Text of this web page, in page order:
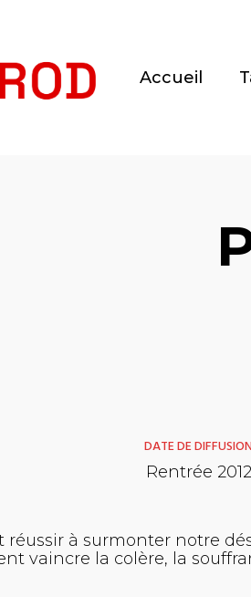
Accueil
DATE DE DIFFUSION
Rentrée 2012
réussir à surmonter notre
vaincre la colère, la